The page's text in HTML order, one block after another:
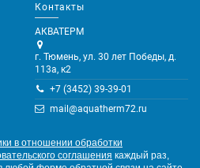
Контакты
АКВАТЕРМ
г. Тюмень, ул. 30 лет Победы, д.
113а, к2
+7 (3452) 39-39-01
mail@aquatherm72.ru
в отношении обработки
соглашения каждый раз,